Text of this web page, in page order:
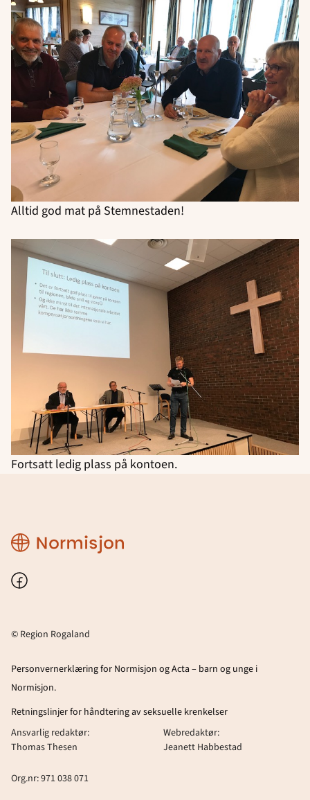
Alltid god mat på Stemnestaden!
Fortsatt ledig plass på kontoen.
Region
Rogaland
Facebook
© Region Rogaland
Personvernerklæring for Normisjon og Acta – barn og unge i
Normisjon.
Retningslinjer for håndtering av seksuelle krenkelser
Ansvarlig redaktør:
Thomas Thesen
Webredaktør:
Jeanett Habbestad
Org.nr: 971 038 071